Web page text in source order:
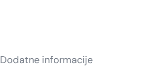
Dodatne informacije